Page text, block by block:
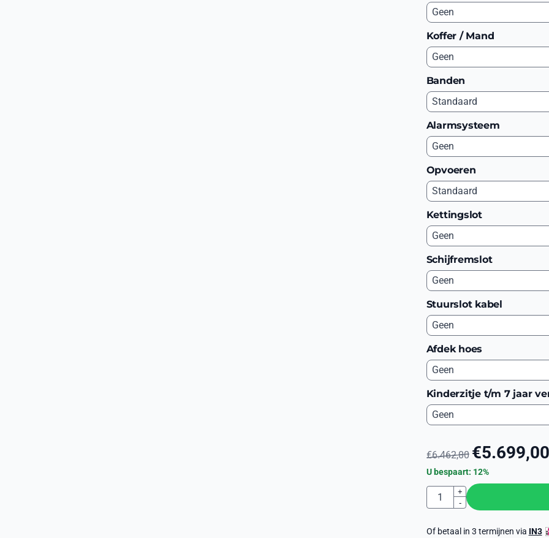
Koffer / Mand
Banden
Alarmsysteem
Opvoeren
Kettingslot
Schijfremslot
Stuurslot kabel
Afdek hoes
Kinderzitje t/m 7 jaar
€6.462,00 €5.699,00
U bespaart: 12%
Aantal
+
-
Of betaal in 3 termijnen via IN3